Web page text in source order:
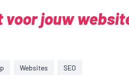
voor jouw
Websites SEO